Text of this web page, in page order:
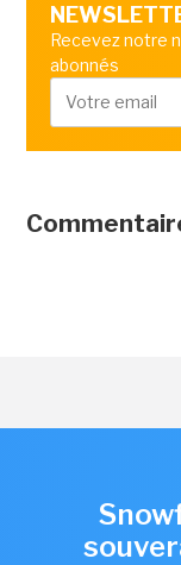
Recevez notre
abonnés